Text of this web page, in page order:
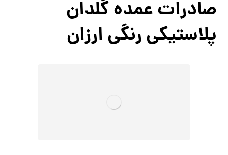
صادرات عمده گلدان
پلاستیکی رنگی ارزان